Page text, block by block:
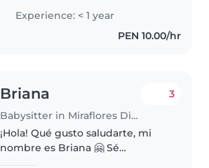
mucha paciencia 😊🤍
Experience: < 1 year
PEN 10.00/hr
Briana
Babysitter in Miraflores District
3
¡Hola! Qué gusto saludarte, mi
nombre es Briana 🤗 Sé